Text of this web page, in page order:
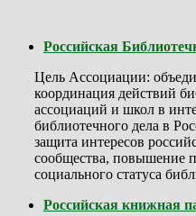
Российская
Цель Ассоциации:
координация действий
ассоциаций и школ в
библиотечного дела в
защита интересов
сообщества, повышение
социального статуса
Российская книжная